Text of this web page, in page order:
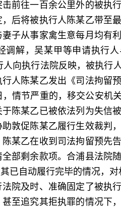
前往一百余公里外的被执
后将被执行人陈某乙带至
子从事家禽生意每月均有
调解，吴某甲等申请执行
向执行法院反映，被执行
人陈某乙发出《司法拘留
情节严重的，移交公安机
陈某乙已被依法列为失信
敦促陈某乙履行生效裁判
某乙在收到司法拘留预先
部剩余款项。合浦县法院
已自动履行完毕的情况，对
及时、准确固定了被执
至追究其拒执罪的情况下